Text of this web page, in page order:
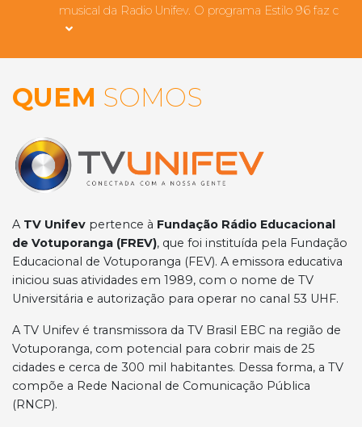
musical da Radio Unifev. O programa Estilo 96 faz c
QUEM SOMOS
A TV Unifev pertence à Fundação Rádio Educacional
de Votuporanga (FREV), que foi instituída pela Fundação
Educacional de Votuporanga (FEV). A emissora educativa
iniciou suas atividades em 1989, com o nome de TV
Universitária e autorização para operar no canal 53 UHF.
A TV Unifev é transmissora da TV Brasil EBC na região de
Votuporanga, com potencial para cobrir mais de 25
cidades e cerca de 300 mil habitantes. Dessa forma, a TV
compõe a Rede Nacional de Comunicação Pública
(RNCP).